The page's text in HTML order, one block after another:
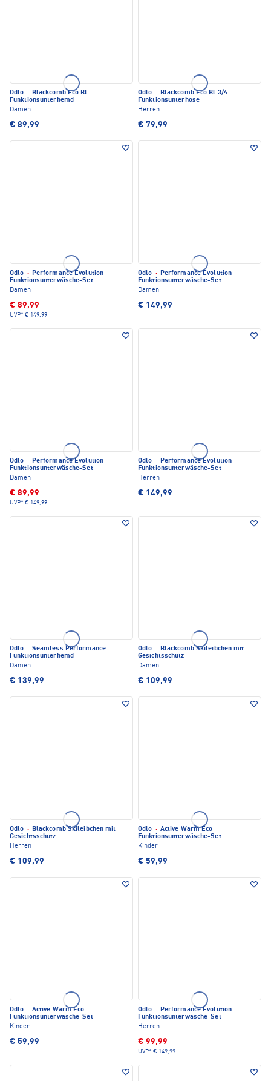
Odlo · Blackcomb Eco Bl
Funktionsunterhemd
Damen
€ 89,99
Odlo · Blackcomb Eco Bl 3/4
Funktionsunterhose
Herren
€ 79,99
Odlo · Performance Evolution
Funktionsunterwäsche-Set
Damen
€ 89,99
UVP* € 149,99
Odlo · Performance Evolution
Funktionsunterwäsche-Set
Damen
€ 149,99
Odlo · Performance Evolution
Funktionsunterwäsche-Set
Damen
€ 89,99
UVP* € 149,99
Odlo · Performance Evolution
Funktionsunterwäsche-Set
Herren
€ 149,99
Odlo · Seamless Performance
Funktionsunterhemd
Damen
€ 139,99
Odlo · Blackcomb Skileibchen mit
Gesichtsschutz
Damen
€ 109,99
Odlo · Blackcomb Skileibchen mit
Gesichtsschutz
Herren
€ 109,99
Odlo · Active Warm Eco
Funktionsunterwäsche-Set
Kinder
€ 59,99
Odlo · Active Warm Eco
Funktionsunterwäsche-Set
Kinder
€ 59,99
Odlo · Performance Evolution
Funktionsunterwäsche-Set
Herren
€ 99,99
UVP* € 149,99